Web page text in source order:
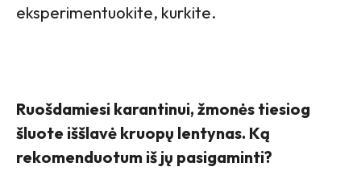
eksperimentuokite, kurkite.
Ruošdamiesi karantinui, žmonės tiesiog
šluote iššlavė kruopų lentynas. Ką
rekomenduotum iš jų pasigaminti?